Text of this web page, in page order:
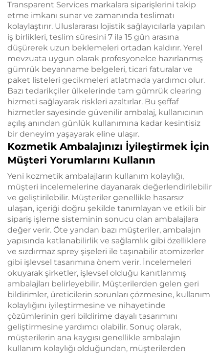
Transparent Services markalara siparişlerini takip
etme imkanı sunar ve zamanında teslimatı
kolaylaştırır. Uluslararası lojistik sağlayıcılarla yapılan
iş birlikleri, teslim süresini 7 ila 15 gün arasına
düşürerek uzun beklemeleri ortadan kaldırır. Yerel
mevzuata uygun olarak profesyonelce hazırlanmış
gümrük beyanname belgeleri, ticari faturalar ve
paket listeleri gecikmeleri atlatmada yardımcı olur.
Bazı tedarikçiler ülkelerinde tam gümrük clearing
hizmeti sağlayarak riskleri azaltırlar. Bu şeffaf
hizmetler sayesinde güvenilir ambalaj, kullanıcının
açılış anından günlük kullanımına kadar kesintisiz
bir deneyim yaşayarak eline ulaşır.
Kozmetik Ambalajınızı İyileştirmek İçin
Müşteri Yorumlarını Kullanın
Yeni kozmetik ambalajların kullanım kolaylığı,
müşteri incelemelerine dayanarak değerlendirilebilir
ve geliştirilebilir. Müşteriler genellikle hasarsız
ulaşan, içeriği doğru şekilde tanımlayan ve etkili bir
sipariş işleme sisteminin sonucu olan ambalajlara
değer verir. Öte yandan bazı müşteriler, ambalajın
yapısında katlanabilirlik ve sağlamlık gibi özelliklere
ve sızdırmaz sprey şişeleri ile taşınabilir atomizerler
gibi işlevsel tasarımına önem verir. İncelemeleri
okuyarak şirketler, işlevsel olduğu kanıtlanmış
ambalajları belirleyebilir. Müşterilerden gelen geri
bildirimler, üreticilerin sorunları çözmesine, kullanım
kolaylığını iyileştirmesine ve nihayetinde
çözümlerinin geri bildirime dayalı tasarımını
geliştirmesine yardımcı olabilir. Sonuç olarak,
müşterilerin ana kaygısı genellikle ambalajın
kullanım kolaylığı olduğundan, müşterilerden